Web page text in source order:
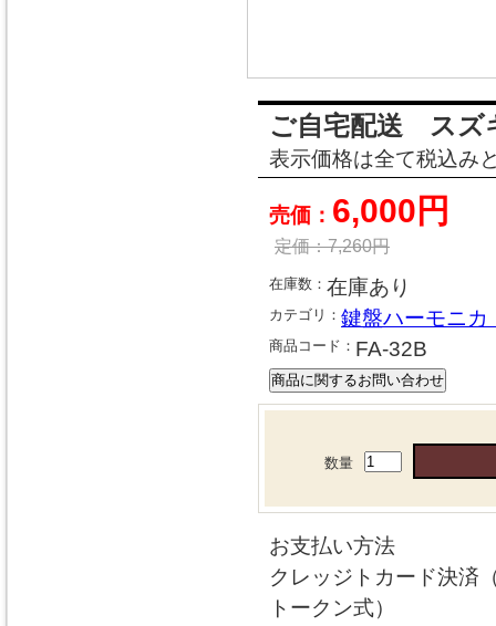
ご自宅配送 スズ
表示価格は全て税込み
売価： 6,000円
定価：7,260円
在庫数： 在庫あり
カテゴリ： 鍵盤ハーモニ
商品コード： FA-32B
数量
お支払い方法
クレッジトカード決済
トークン式）